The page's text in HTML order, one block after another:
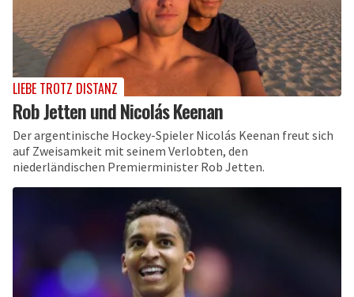
LIEBE TROTZ DISTANZ
Rob Jetten und Nicolás Keenan
Der argentinische Hockey-Spieler Nicolás Keenan freut sich
auf Zweisamkeit mit seinem Verlobten, den
niederländischen Premierminister Rob Jetten.